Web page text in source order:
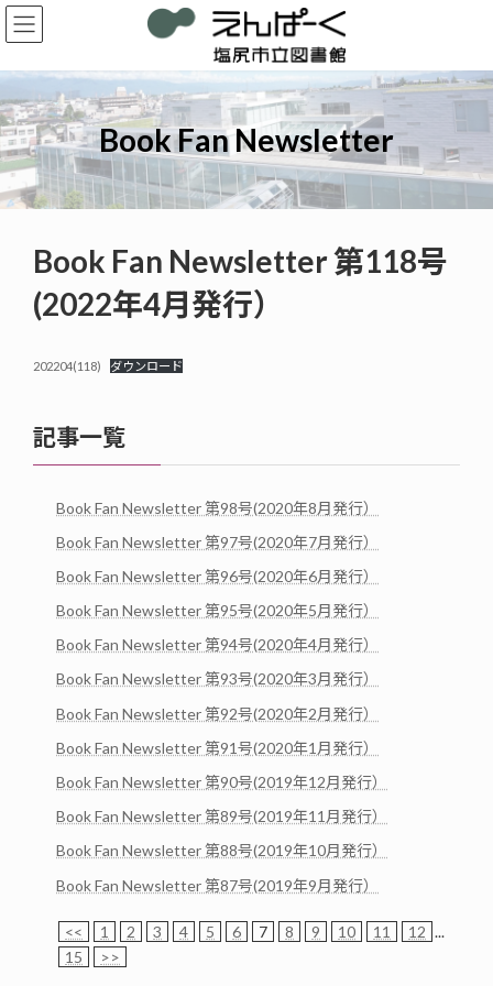
コ
ン
ン
ツ
へ
ス
キ
ッ
プ
ナ
ビ
ー
シ
ョ
ン
に
移
動
Book Fan Newsletter
Book Fan Newsletter 第118号
(2022年4月発行）
202204(118) ダウンロード
記事一覧
Book Fan Newsletter 第98号(2020年8月発行）
Book Fan Newsletter 第97号(2020年7月発行）
Book Fan Newsletter 第96号(2020年6月発行）
Book Fan Newsletter 第95号(2020年5月発行）
Book Fan Newsletter 第94号(2020年4月発行）
Book Fan Newsletter 第93号(2020年3月発行）
Book Fan Newsletter 第92号(2020年2月発行）
Book Fan Newsletter 第91号(2020年1月発行）
Book Fan Newsletter 第90号(2019年12月発行）
Book Fan Newsletter 第89号(2019年11月発行）
Book Fan Newsletter 第88号(2019年10月発行）
Book Fan Newsletter 第87号(2019年9月発行）
<< 1 2 3 4 5 6 7 8 9 10 11 12 ...
15
>>